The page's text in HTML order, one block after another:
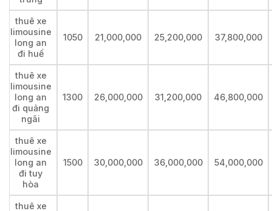
thuê xe
limousine
long an
đi huế
1050 21,000,000 25,200,000 37,800,000
thuê xe
limousine
long an
đi quảng
ngãi
1300 26,000,000 31,200,000 46,800,000
thuê xe
limousine
long an
đi tuy
hòa
1500 30,000,000 36,000,000 54,000,000
thuê xe